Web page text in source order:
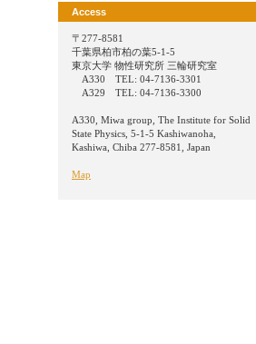
Access
〒277-8581
千葉県柏市柏の葉5-1-5
東京大学 物性研究所 三輪研究室
A330 TEL: 04-7136-3301
A329 TEL: 04-7136-3300
A330, Miwa group, The Institute for Solid
State Physics, 5-1-5 Kashiwanoha,
Kashiwa, Chiba 277-8581, Japan
Map